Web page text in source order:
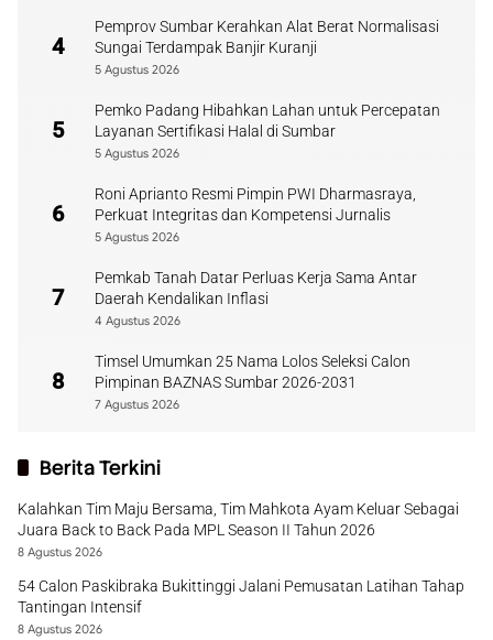
4
Pemprov Sumbar Kerahkan Alat Berat Normalisasi
Sungai Terdampak Banjir Kuranji
5 Agustus 2026
5
Pemko Padang Hibahkan Lahan untuk Percepatan
Layanan Sertifikasi Halal di Sumbar
5 Agustus 2026
6
Roni Aprianto Resmi Pimpin PWI Dharmasraya,
Perkuat Integritas dan Kompetensi Jurnalis
5 Agustus 2026
7
Pemkab Tanah Datar Perluas Kerja Sama Antar
Daerah Kendalikan Inflasi
4 Agustus 2026
8
Timsel Umumkan 25 Nama Lolos Seleksi Calon
Pimpinan BAZNAS Sumbar 2026-2031
7 Agustus 2026
Berita Terkini
Kalahkan Tim Maju Bersama, Tim Mahkota Ayam Keluar Sebagai
Juara Back to Back Pada MPL Season II Tahun 2026
8 Agustus 2026
54 Calon Paskibraka Bukittinggi Jalani Pemusatan Latihan Tahap
Tantingan Intensif
8 Agustus 2026